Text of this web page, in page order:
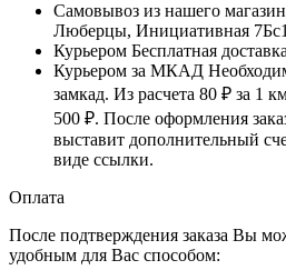
Самовывоз из нашего
Люберцы, Инициативная 7Бс1
Курьером Бесплатная
Курьером за МКАД
замкад. Из расчета 80 ₽ за 1
500 ₽. После оформления
выставит дополнительный
виде ссылки.
Оплата
После подтверждения заказа Вы
удобным для Вас способом: